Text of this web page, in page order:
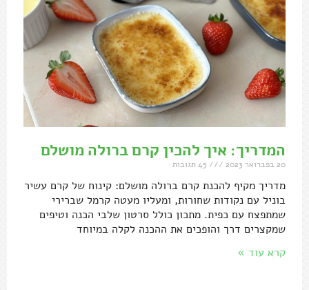
המדריך: איך להכין קרם ברולה מושלם
20 בפברואר 2023
מדריך מקיף להכנת קרם ברולה מושלם: קינוח של קרם עשיר
בוניל עם נקודות שחורות, ומעליו מעטה קרמל שברירי
שמתפצח עם כפית. מתכון כולל סרטון שלבי הכנה וטיפים
שמקצרים דרך והופכים את ההכנה לקלה במיוחד
קרא עוד »